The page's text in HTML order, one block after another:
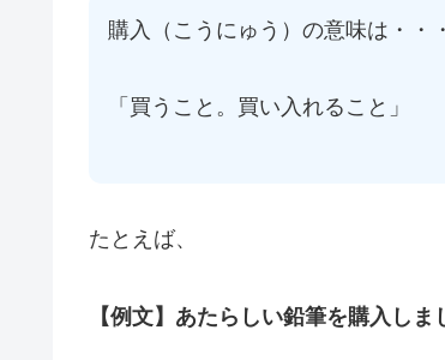
購入（こうにゅう）の意味は・・・
「買うこと。買い入れること」
たとえば、
【例文】あたらしい鉛筆を購入しま